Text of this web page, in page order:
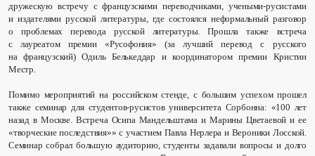
дружескую встречу с французскими переводчиками, учеными-русистами
и издателями русской литературы, где состоялся неформальный разговор
о проблемах перевода русской литературы. Прошла также встреча
с лауреатом премии «Русофония» (за лучший перевод с русского
на французский) Одиль Белькеддар и координатором премии Кристин
Местр.
Помимо мероприятий на российском стенде, с большим успехом прошел
также семинар для студентов-русистов университета Сорбонна: «100 лет
назад в Москве. Встреча Осипа Мандельштама и Марины Цветаевой и ее
«творческие последствия»» с участием Павла Нерлера и Вероники Лосской.
Семинар собрал большую аудиторию, студенты задавали вопросы и долго